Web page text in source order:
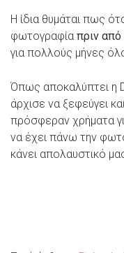
Η ίδια θυμάται πως
φωτογραφίαπριν από
για πολλούς μήνες
Όπως αποκαλύπτει η
άρχισε να ξεφεύγει
πρόσφεραν χρήματα
να έχει πάνω την
κάνει απολαυστικό